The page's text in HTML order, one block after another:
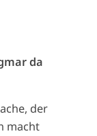
da
der
macht